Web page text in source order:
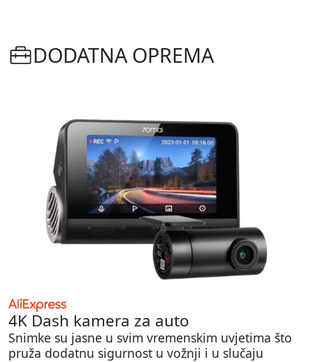
DODATNA OPREMA
4K Dash kamera za auto
Snimke su jasne u svim vremenskim uvjetima što
pruža dodatnu sigurnost u vožnji i u slučaju